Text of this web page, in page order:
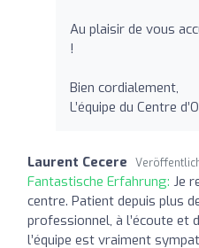
Au plaisir de vous
!
Bien cordialement,
L’équipe du Centre
Laurent Cecere
Fantastische Erfahrung: Je
centre. Patient depuis plus
professionnel, à l’écoute et
l’équipe est vraiment